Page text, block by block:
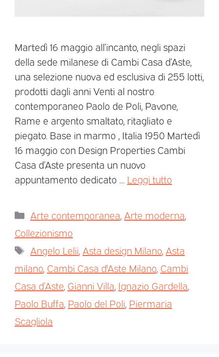
Martedì 16 maggio all’incanto, negli spazi
della sede milanese di Cambi Casa d’Aste,
una selezione nuova ed esclusiva di 255 lotti,
prodotti dagli anni Venti al nostro
contemporaneo Paolo de Poli, Pavone,
Rame e argento smaltato, ritagliato e
piegato. Base in marmo , Italia 1950 Martedì
16 maggio con Design Properties Cambi
Casa d’Aste presenta un nuovo
appuntamento dedicato … Leggi tutto
Arte contemporanea Arte moderna
Collezionismo
Angelo Lelii Asta design Milano Asta
milano Cambi Casa d'Aste Milano Cambi
Casa d’Aste Gianni Villa Ignazio Gardella
Paolo Buffa Paolo del Poli Piermaria
Scagliola